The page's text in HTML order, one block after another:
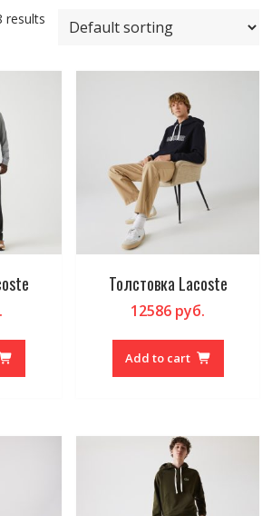
results
Толстовка Lacoste
12586 руб.
Add to cart